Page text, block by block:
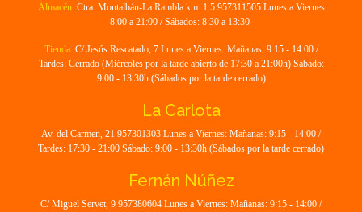
Almacén: Ctra. Montalbán-La Rambla km. 1.5 957311505 Lunes a Viernes
8:00 a 21:00 / Sábados: 8:30 a 13:30
Tienda: C/ Jesús Rescatado, 7 Lunes a Viernes: Mañanas: 9:15 - 14:00 /
Tardes: Cerrado (Miércoles por la tarde abierto de 17:30 a 21:00h) Sábado:
9:00 - 13:30h (Sábados por la tarde cerrado)
La Carlota
Av. del Carmen, 21 957301303 Lunes a Viernes: Mañanas: 9:15 - 14:00 /
Tardes: 17:30 - 21:00 Sábado: 9:00 - 13:30h (Sábados por la tarde cerrado)
Fernán Núñez
C/ Miguel Servet, 9 957380604 Lunes a Viernes: Mañanas: 9:15 - 14:00 /